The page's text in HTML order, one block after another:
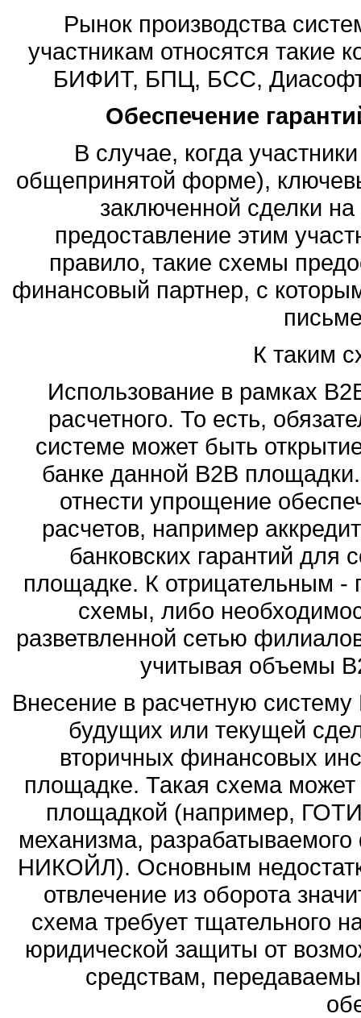
Рынок производства
участникам относятся такие
БИФИТ, БПЦ, БСС,
Обеспечение
В случае, когда
общепринятой форме),
заключенной сделки
предоставление этим
правило, такие схемы
финансовый партнер, с
К таким
Использование в рамках
расчетного. То есть,
системе может быть
банке данной B2B
отнести упрощение
расчетов, например
банковских гарантий для
площадке. К отрицательным -
схемы, либо
разветвленной сетью
учитывая объемы
Внесение в расчетную
будущих или текущей
вторичных финансовых
площадке. Такая схема
площадкой (например,
механизма,
НИКОЙЛ). Основным
отвлечение из оборота
схема требует тщательного
юридической защиты от
средствам,